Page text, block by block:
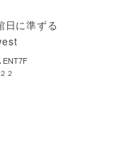
に準ずる
２